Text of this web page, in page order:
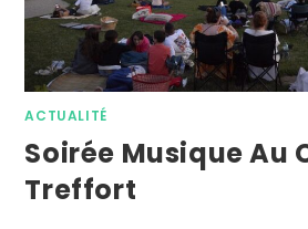
ACTUALITÉ
Soirée Musique Au
Treffort